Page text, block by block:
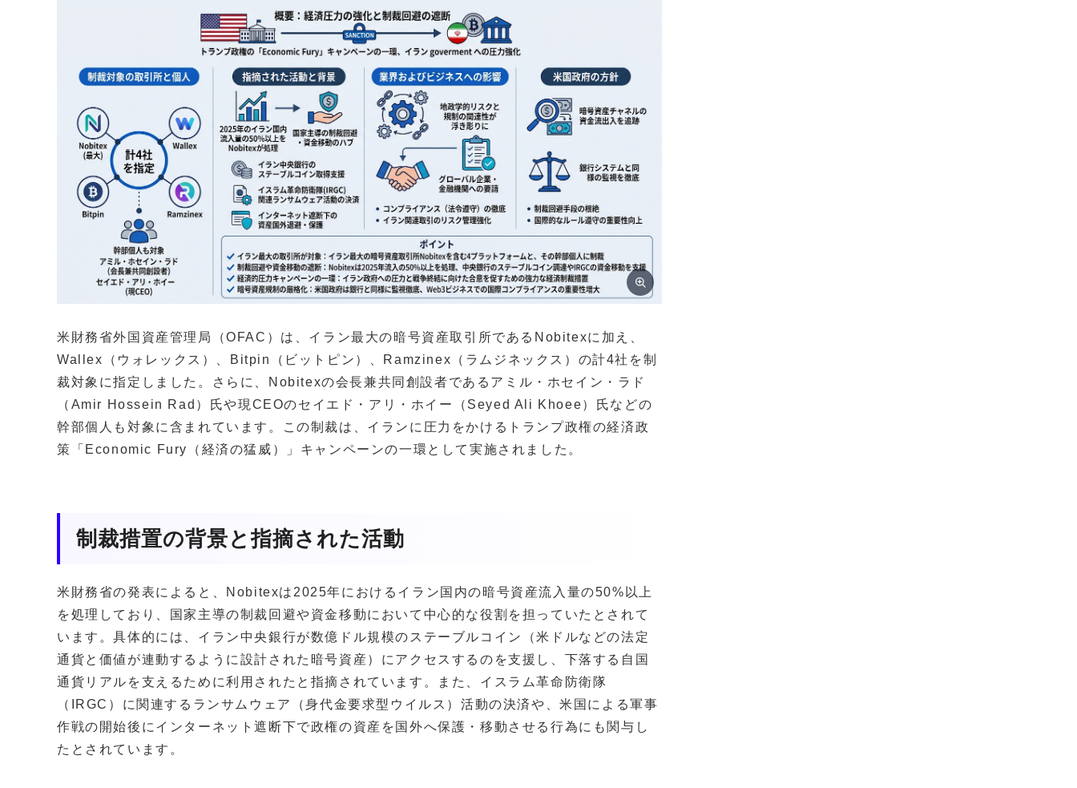
米財務省外国資産管理局（OFAC）は、イラン最大の暗号資産取引所であるNobitexに加え、
Wallex（ウォレックス）、Bitpin（ビットピン）、Ramzinex（ラムジネックス）の計4社を制
裁対象に指定しました。さらに、Nobitexの会長兼共同創設者であるアミル・ホセイン・ラド
（Amir Hossein Rad）氏や現CEOのセイエド・アリ・ホイー（Seyed Ali Khoee）氏などの
幹部個人も対象に含まれています。この制裁は、イランに圧力をかけるトランプ政権の経済政
策「Economic Fury（経済の猛威）」キャンペーンの一環として実施されました。
制裁措置の背景と指摘された活動
米財務省の発表によると、Nobitexは2025年におけるイラン国内の暗号資産流入量の50%以上
を処理しており、国家主導の制裁回避や資金移動において中心的な役割を担っていたとされて
います。具体的には、イラン中央銀行が数億ドル規模のステーブルコイン（米ドルなどの法定
通貨と価値が連動するように設計された暗号資産）にアクセスするのを支援し、下落する自国
通貨リアルを支えるために利用されたと指摘されています。また、イスラム革命防衛隊
（IRGC）に関連するランサムウェア（身代金要求型ウイルス）活動の決済や、米国による軍事
作戦の開始後にインターネット遮断下で政権の資産を国外へ保護・移動させる行為にも関与し
たとされています。